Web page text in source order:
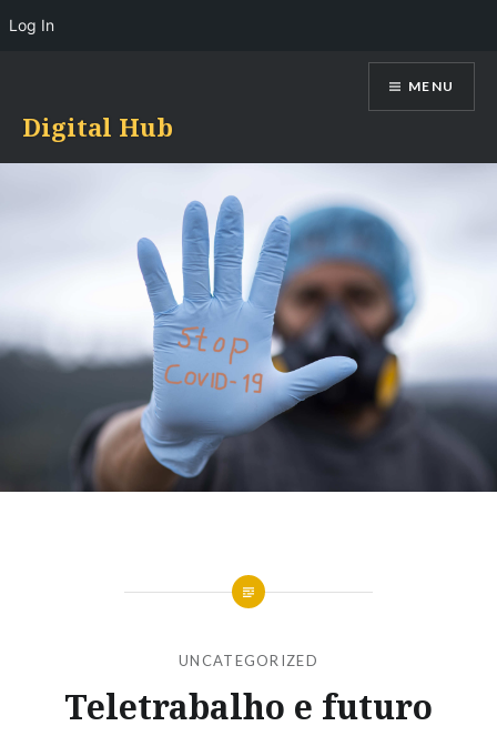
content
Digital Hub
MENU
UNCATEGORIZED
Teletrabalho e futuro
Log In